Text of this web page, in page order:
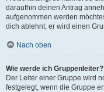
daraufhin deinen Antrag
aufgenommen werden
dich ablehnt, er wird einen
Nach oben
Wie werde ich Gruppenleiter?
Der Leiter einer Gruppe wird
festgelegt, wenn die Gruppe